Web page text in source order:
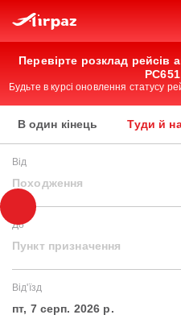
Перевірте розклад рейсів
Будьте в курсі оновлення статусу
В один кінець Туди й
Від
Походження
До
Пункт призначення
Від'їзд
пт, 7 серп. 2026 р.